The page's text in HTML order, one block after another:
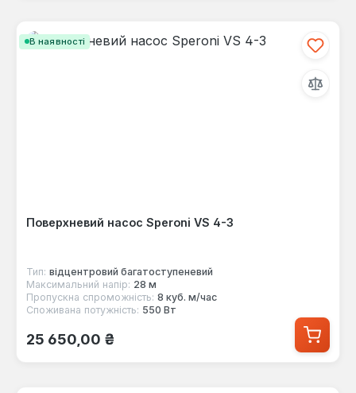
В наявності
Поверхневий насос Speroni VS 4-3
Тип: відцентровий багатоступеневий
Максимальний напір: 28 м
Пропускна спроможність: 8 куб. м/час
Споживана потужність: 550 Вт
Звичайна ціна:
25 650,00 ₴